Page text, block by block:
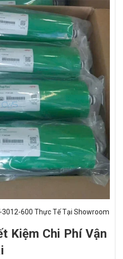
3012-600 Thực Tế Tại Showroom
Kiệm Chi Phí Vận